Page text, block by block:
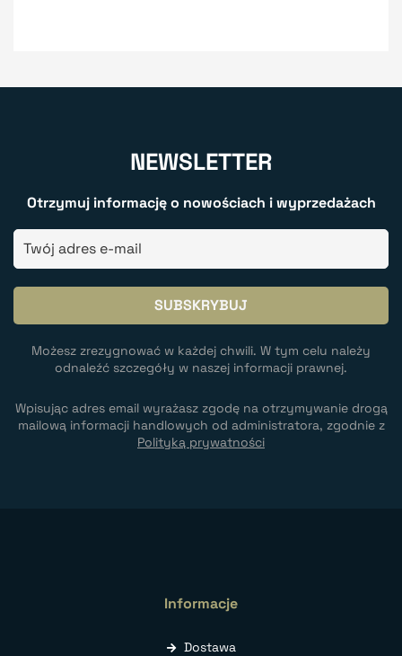
NEWSLETTER
Otrzymuj informację o nowościach i wyprzedażach
Możesz zrezygnować w każdej chwili. W tym celu należy
odnaleźć szczegóły w naszej informacji prawnej.
Wpisując adres email wyrażasz zgodę na otrzymywanie drogą
mailową informacji handlowych od administratora, zgodnie z
Polityką prywatności
Informacje
Dostawa